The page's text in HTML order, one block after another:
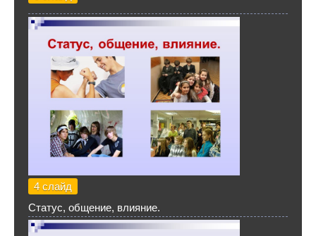
4 слайд
Статус, общение, влияние.